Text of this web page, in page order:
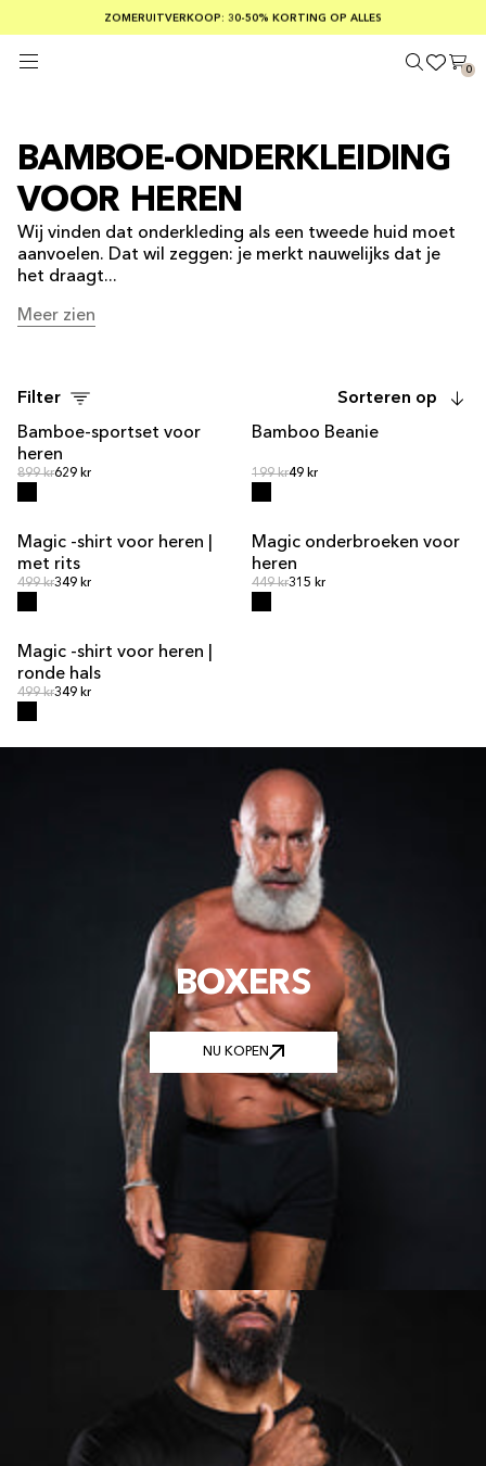
ZOMERUITVERKOOP: 30-50% KORTING OP ALLES
GRATIS VERZENDING BIJ BESTELLINGEN VAN MEER DAN € 100
VEILIG BETALEN MET KLARNA
0
BAMBOE-ONDERKLEIDING
VOOR HEREN
Wij vinden dat onderkleding als een tweede huid moet
aanvoelen. Dat wil zeggen: je merkt nauwelijks dat je
het draagt...
Meer zien
Filter
Sorteren op
Bamboe-sportset voor
heren
Normale prijs
899 krNormale prijs
629 kr
NIET OP VOORRAAD
Bamboo Beanie
Normale prijs
199 krNormale prijs
49 kr
Magic -shirt voor heren |
met rits
Normale prijs
499 krNormale prijs
349 kr
Magic onderbroeken voor
heren
Normale prijs
449 krNormale prijs
315 kr
UITVERKOOP
Magic -shirt voor heren |
ronde hals
Normale prijs
499 krNormale prijs
349 kr
BOXERS
NU KOPEN